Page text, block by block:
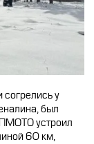
у
был
устроил
60 км,